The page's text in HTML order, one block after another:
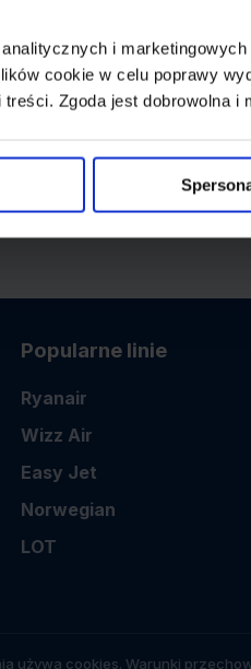
i
cookie w celu poprawy
Zgoda jest dobrowolna
REZERWACJA
online lub telefoniczna
Popularne linie
Ryanair
Wizz Air
Easy Jet
Norwegian
LOT
używa cookies. Warunki